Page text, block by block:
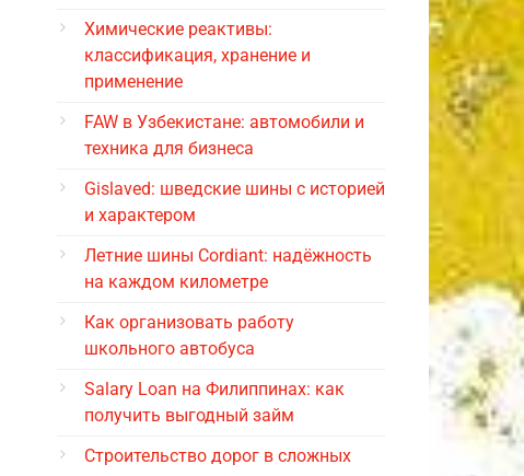
Химические реактивы:
классификация, хранение и
применение
FAW в Узбекистане: автомобили и
техника для бизнеса
Gislaved: шведские шины с историей
и характером
Летние шины Cordiant: надёжность
на каждом километре
Как организовать работу
школьного автобуса
Salary Loan на Филиппинах: как
получить выгодный займ
Строительство дорог в сложных